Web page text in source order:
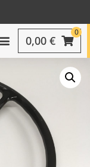
0
0,00 €